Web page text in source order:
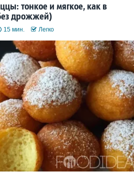
тонкое и мягкое, как в
дрожжей)
15 мин. Легко